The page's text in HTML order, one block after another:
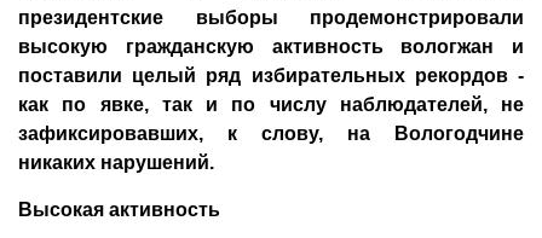
президентские выборы продемонстрировали
высокую гражданскую активность вологжан и
поставили целый ряд избирательных рекордов -
как по явке, так и по числу наблюдателей, не
зафиксировавших, к слову, на Вологодчине
никаких нарушений.
Высокая активность